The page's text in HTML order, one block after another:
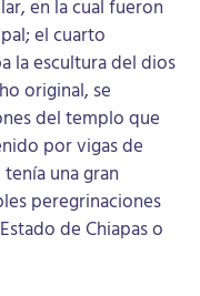
en la cual fueron
el cuarto
la escultura del dios
original, se
del templo que
por vigas de
una gran
peregrinaciones
de Chiapas o